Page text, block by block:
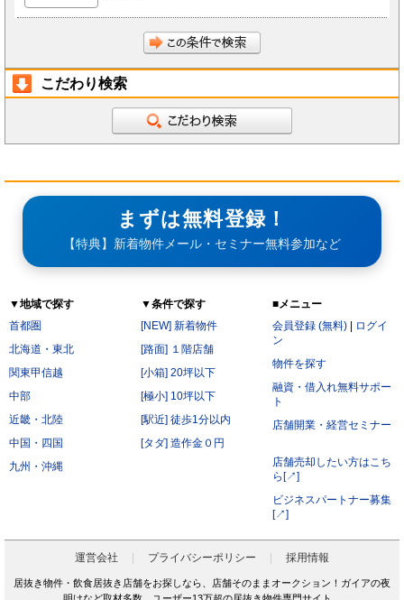
こだわり検索
まずは無料登録！
【特典】新着物件メール・セミナー無料参加など
▼地域で探す
首都圏
北海道・東北
関東甲信越
中部
近畿・北陸
中国・四国
九州・沖縄
▼条件で探す
[NEW] 新着物件
[路面] １階店舗
[小箱] 20坪以下
[極小] 10坪以下
[駅近] 徒歩1分以内
[タダ] 造作金０円
■メニュー
会員登録 (無料) | ログイ
ン
物件を探す
融資・借入れ無料サポー
ト
店舗開業・経営セミナー
店舗売却したい方はこち
ら[↗]
ビジネスパートナー募集
[↗]
運営会社 プライバシーポリシー 採用情報
居抜き物件・飲食居抜き店舗をお探しなら、店舗そのままオークション！ガイアの夜